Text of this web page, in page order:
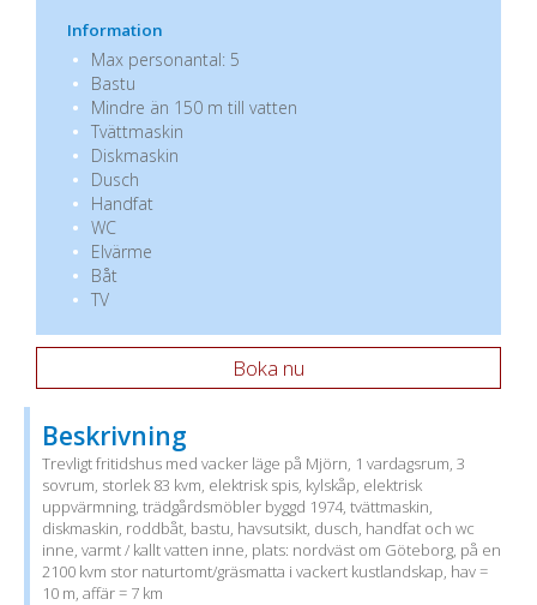
Information
Max personantal: 5
Bastu
Mindre än 150 m till vatten
Tvättmaskin
Diskmaskin
Dusch
Handfat
WC
Elvärme
Båt
TV
Boka nu
Beskrivning
Trevligt fritidshus med vacker läge på Mjörn, 1 vardagsrum, 3
sovrum, storlek 83 kvm, elektrisk spis, kylskåp, elektrisk
uppvärmning, trädgårdsmöbler byggd 1974, tvättmaskin,
diskmaskin, roddbåt, bastu, havsutsikt, dusch, handfat och wc
inne, varmt / kallt vatten inne, plats: nordväst om Göteborg, på en
2100 kvm stor naturtomt/gräsmatta i vackert kustlandskap, hav =
10 m, affär = 7 km